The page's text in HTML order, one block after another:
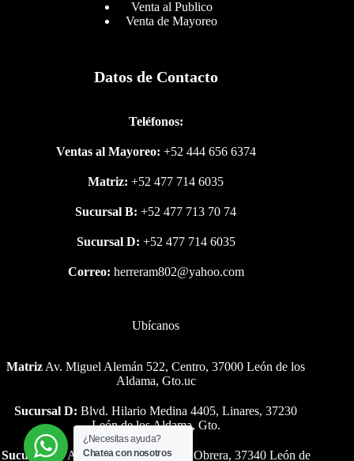
Venta al Publico
Venta de Mayoreo
Datos de Contacto
Teléfonos:
Ventas al Mayoreo: +52 444 656 6374
Matriz: +52 477 714 6035
Sucursal B:+52 477 713 70 74
Sucursal D: +52 477 714 6035
Correo: herreram802@yahoo.com
Ubícanos
Matriz Av. Miguel Alemán 522, Centro, 37000 León de los
Aldama, Gto.uc
Sucursal D: Blvd. Hilario Medina 4405, Linares, 37230
León de los Aldama, Gto.
Sucursal B:Av. Miguel Alemán 216, Obrera, 37340 León de
¿Necesitas ayuda?
Chatea con nosotros